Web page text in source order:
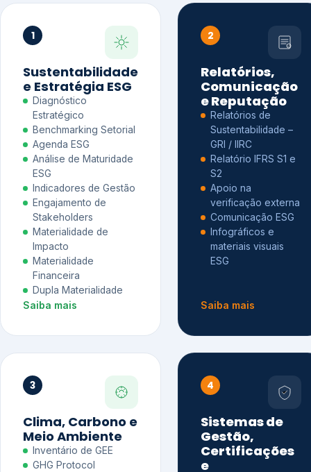
1
Sustentabilidade
e Estratégia ESG
Diagnóstico
Estratégico
Benchmarking Setorial
Agenda ESG
Análise de Maturidade
ESG
Indicadores de Gestão
Engajamento de
Stakeholders
Materialidade de
Impacto
Materialidade
Financeira
Dupla Materialidade
Saiba mais
2
Relatórios,
Comunicação
e Reputação
Relatórios de
Sustentabilidade –
GRI / IIRC
Relatório IFRS S1 e
S2
Apoio na
verificação externa
Comunicação ESG
Infográficos e
materiais visuais
ESG
Saiba mais
3
Clima, Carbono e
Meio Ambiente
Inventário de GEE
GHG Protocol
4
Sistemas de
Gestão,
Certificações
e